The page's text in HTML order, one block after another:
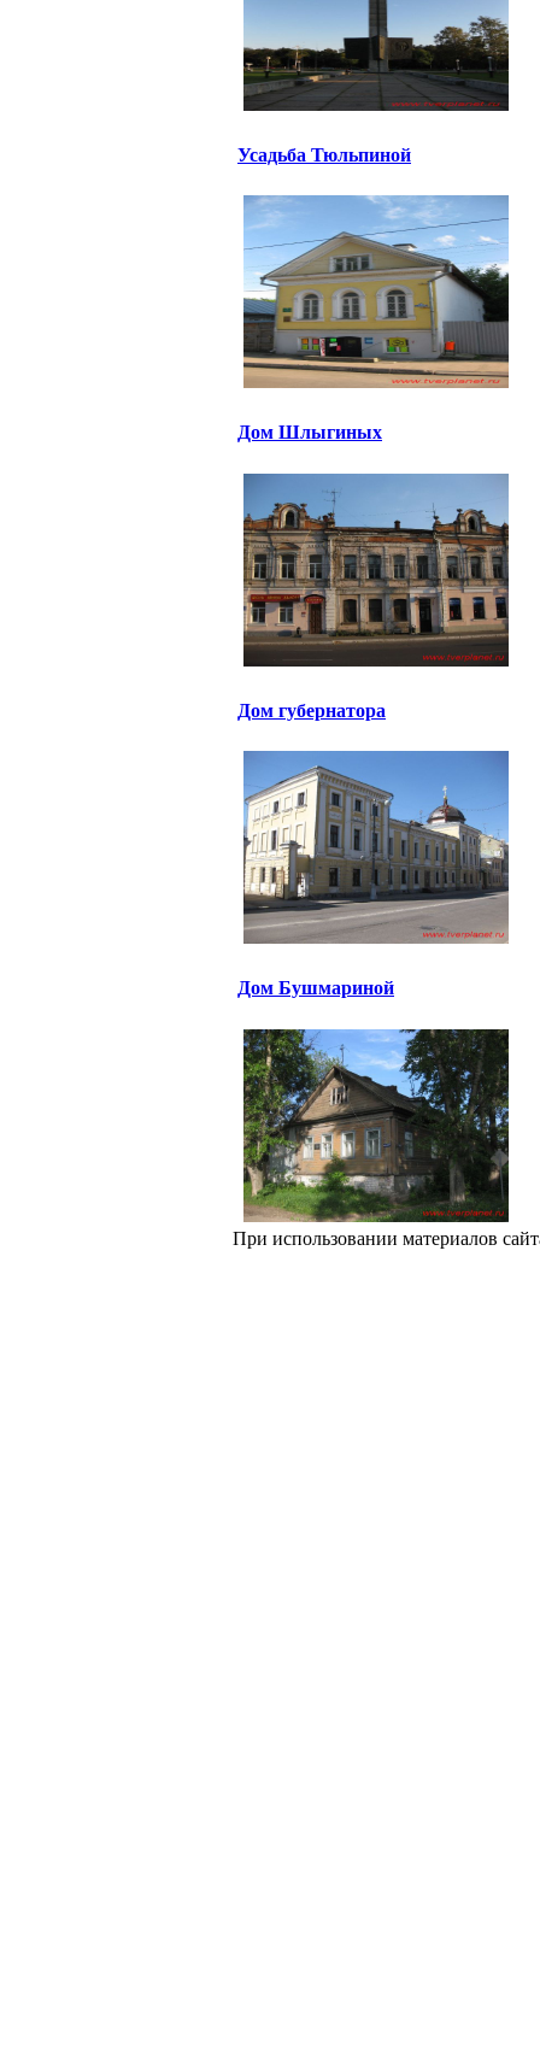
Усадьба Тюльпиной
Дом Шлыгиных
Дом губернатора
Дом Бушмариной
При использовании материалов